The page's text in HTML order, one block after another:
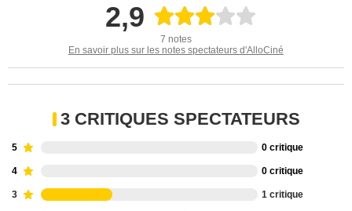
2,9
7 notes
En savoir plus sur les notes spectateurs d'AlloCiné
3 CRITIQUES SPECTATEURS
5 0 critique
4 0 critique
3 1 critique